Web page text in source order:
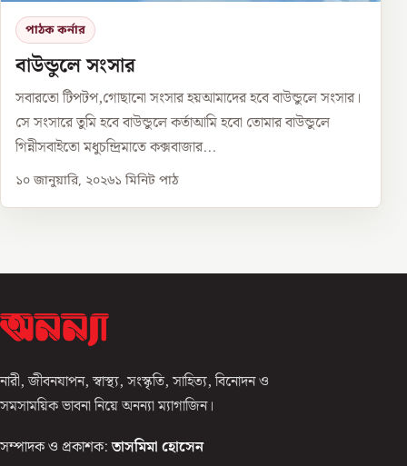
পাঠক কর্নার
বাউন্ডুলে সংসার
সবারতো টিপটপ,গোছানো সংসার হয়আমাদের হবে বাউন্ডুলে সংসার।
সে সংসারে তুমি হবে বাউন্ডুলে কর্তাআমি হবো তোমার বাউন্ডুলে
গিন্নীসবাইতো মধুচন্দ্রিমাতে কক্সবাজার...
১০ জানুয়ারি, ২০২৬১ মিনিট পাঠ
নারী, জীবনযাপন, স্বাস্থ্য, সংস্কৃতি, সাহিত্য, বিনোদন ও
সমসাময়িক ভাবনা নিয়ে অনন্যা ম্যাগাজিন।
সম্পাদক ও প্রকাশক: তাসমিমা হোসেন